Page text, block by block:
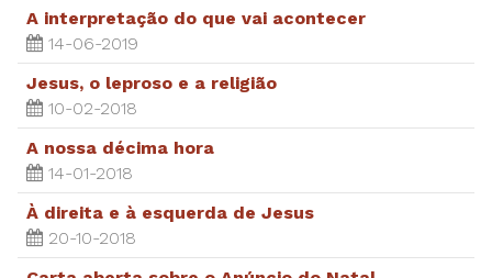
A interpretação do que vai acontecer
14-06-2019
Jesus, o leproso e a religião
10-02-2018
A nossa décima hora
14-01-2018
À direita e à esquerda de Jesus
20-10-2018